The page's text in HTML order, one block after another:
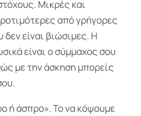
Μικρές και
από γρήγορες
είναι βιώσιμες. Η
είναι ο σύμμαχος σου
με την άσκηση μπορείς
ή άσπρο». Το να κόψουμε